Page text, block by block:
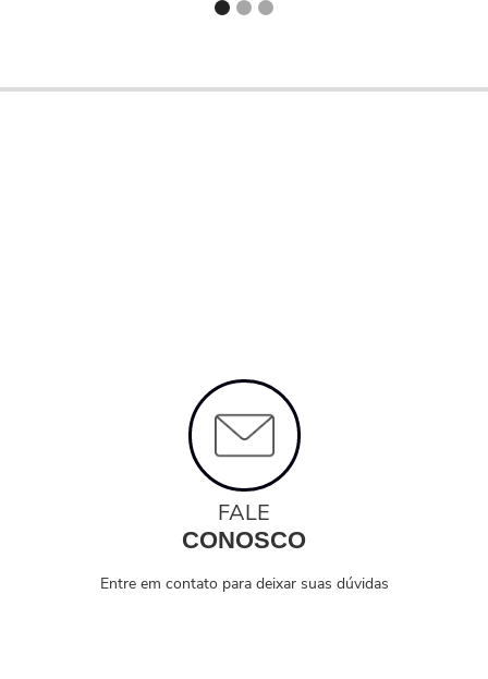
FALE
CONOSCO
Entre em contato para deixar suas dúvidas